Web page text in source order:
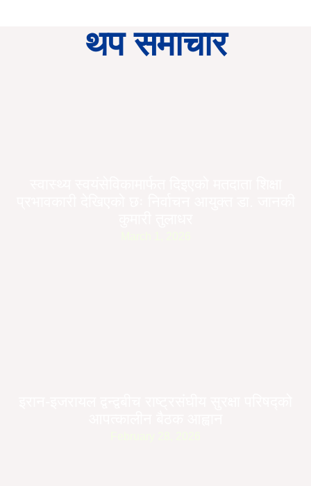
थप समाचार